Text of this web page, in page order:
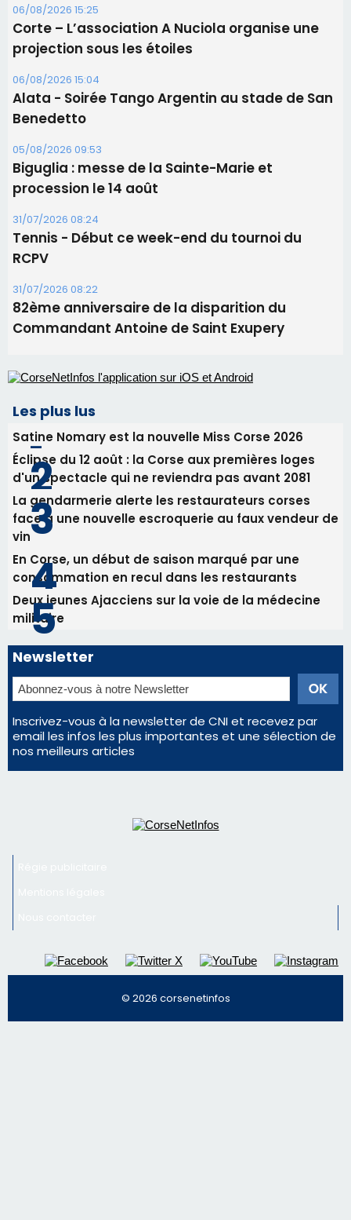
Les brèves
06/08/2026 15:57
Ucciani – Marché des producteurs à Cruculi le
11 août
06/08/2026 15:25
Corte – L’association A Nuciola organise une
projection sous les étoiles
06/08/2026 15:04
Alata - Soirée Tango Argentin au stade de San
Benedetto
05/08/2026 09:53
procession le 14 août
31/07/2026 08:24
Tennis - Début ce week-end du tournoi du
RCPV
31/07/2026 08:22
82ème anniversaire de la disparition du
Commandant Antoine de Saint Exupery
Les plus lus
Satine Nomary est la nouvelle Miss Corse 2026
Éclipse du 12 août : la Corse aux premières loges
d'un spectacle qui ne reviendra pas avant 2081
La gendarmerie alerte les restaurateurs corses
face à une nouvelle escroquerie au faux vendeur de
vin
En Corse, un début de saison marqué par une
consommation en recul dans les restaurants
nos meilleurs articles